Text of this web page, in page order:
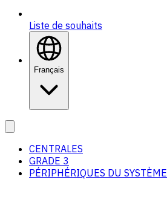
Liste de souhaits
Français
CENTRALES
GRADE 3
PÉRIPHÉRIQUES DU SYSTÈME